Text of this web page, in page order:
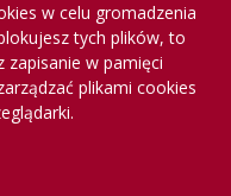
w celu gromadzenia
tych plików, to
zapisanie w pamięci
plikami cookies